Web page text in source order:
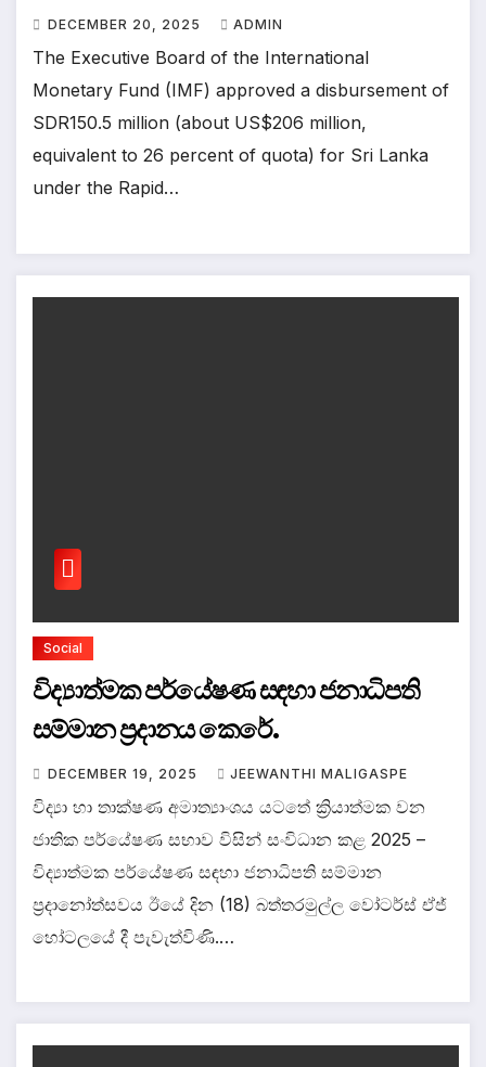
DECEMBER 20, 2025 ADMIN
The Executive Board of the International
Monetary Fund (IMF) approved a disbursement of
SDR150.5 million (about US$206 million,
equivalent to 26 percent of quota) for Sri Lanka
under the Rapid…
Social
විද්‍යාත්මක පර්යේෂණ සඳහා ජනාධිපති
සම්මාන ප්‍රදානය කෙරේ.
DECEMBER 19, 2025 JEEWANTHI MALIGASPE
විද්‍යා හා තාක්ෂණ අමාත්‍යාංශය යටතේ ක්‍රියාත්මක වන
ජාතික පර්යේෂණ සභාව විසින් සංවිධාන කළ 2025 –
විද්‍යාත්මක පර්යේෂණ සඳහා ජනාධිපති සම්මාන
ප්‍රදානෝත්සවය ඊයේ දින (18) බත්තරමුල්ල ‍වෝටර්ස් ඒජ්
හෝටලයේ දී පැවැත්විණි.…